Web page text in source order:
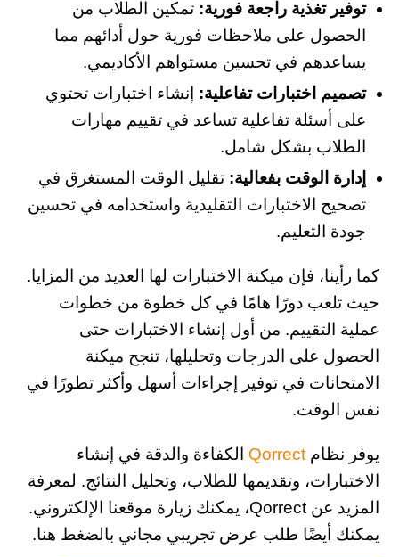
توفير تغذية راجعة فورية:تمكين الطلاب من
الحصول على ملاحظات فورية حول أدائهم مما
يساعدهم في تحسين مستواهم الأكاديمي.
تصميم اختبارات تفاعلية: إنشاء اختبارات تحتوي
على أسئلة تفاعلية تساعد في تقييم مهارات
الطلاب بشكل شامل.
إدارة الوقت بفعالية:تقليل الوقت المستغرق في
تصحيح الاختبارات التقليدية واستخدامه في تحسين
جودة التعليم.
كما رأينا، فإن ميكنة الاختبارات لها العديد من المزايا.
حيث تلعب دورًا هامًا في كل خطوة من خطوات
عملية التقييم. من أول إنشاء الاختبارات حتى
الحصول على الدرجات وتحليلها، تنجح ميكنة
الامتحانات في توفير إجراءات أسهل وأكثر تطورًا في
نفس الوقت.
يوفر نظامQorrect الكفاءة والدقة في إنشاء
الاختبارات، وتقديمها للطلاب، وتحليل النتائج. لمعرفة
المزيد عن Qorrect، يمكنك زيارة موقعنا الإلكتروني.
يمكنك أيضًا طلب عرض تجريبي مجاني بالضغط هنا.